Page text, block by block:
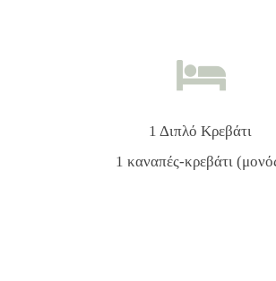
1 Διπλό Κρεβάτι
1 καναπές-κρεβάτι